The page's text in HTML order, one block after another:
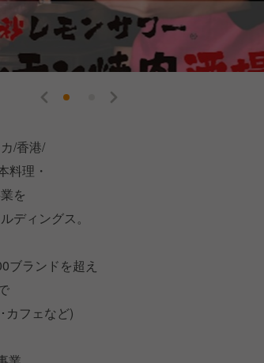
/香港/
料理・
を
ディングス。
ブランドを超え
カフェなど)